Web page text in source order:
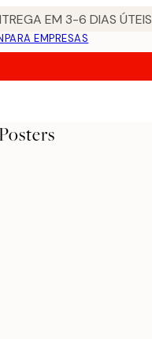
EM 3-6 DIAS ÚTEIS
PARA EMPRESAS